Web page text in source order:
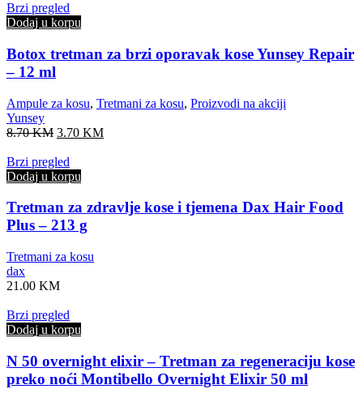
Brzi pregled
Dodaj u korpu
Botox tretman za brzi oporavak kose Yunsey Repair
– 12 ml
Ampule za kosu, Tretmani za kosu, Proizvodi na akciji
Yunsey
8.70KM Original
was:
8.70 KM.
3.70 KMCurrent
Brzi pregled
Dodaj u korpu
Tretman za zdravlje kose i tjemena Dax Hair Food
Plus – 213 g
Tretmani za kosu
dax
21.00 KM
Brzi pregled
Dodaj u korpu
N 50 overnight elixir – Tretman za regeneraciju kose
preko noći Montibello Overnight Elixir 50 ml